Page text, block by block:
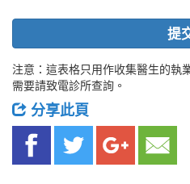
提
注意：這表格只用作收集醫生的執
需要請致電診所查詢。
分享此頁